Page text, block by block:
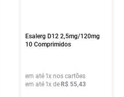
Esalerg D12 2,5mg/120mg
10 Comprimidos
em até 1x nos cartões
em até 1x de R$ 55,43